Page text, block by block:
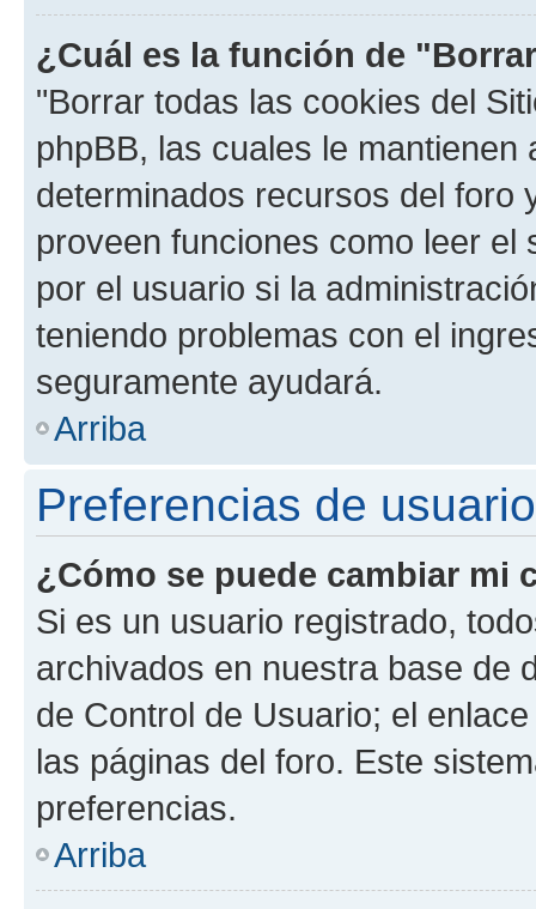
¿Cuál es la función de
"Borrar todas las cookies del
phpBB, las cuales le
determinados recursos del foro
proveen funciones como leer el
por el usuario si la
teniendo problemas con el
seguramente ayudará.
Arriba
Preferencias de
¿Cómo se puede cambiar mi
Si es un usuario registrado,
archivados en nuestra base de
de Control de Usuario; el
las páginas del foro. Este
preferencias.
Arriba